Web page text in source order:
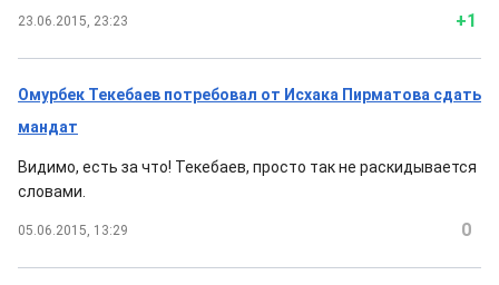
23.06.2015, 23:23 +1
Омурбек Текебаев потребовал от Исхака Пирматова сдать
мандат
Видимо, есть за что! Текебаев, просто так не раскидывается
словами.
05.06.2015, 13:29 0